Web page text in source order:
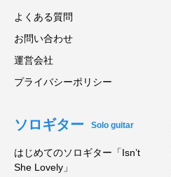
よくある質問
お問い合わせ
運営会社
プライバシーポリシー
ソロギター Solo guitar
はじめてのソロギター「Isn’t
She Lovely」